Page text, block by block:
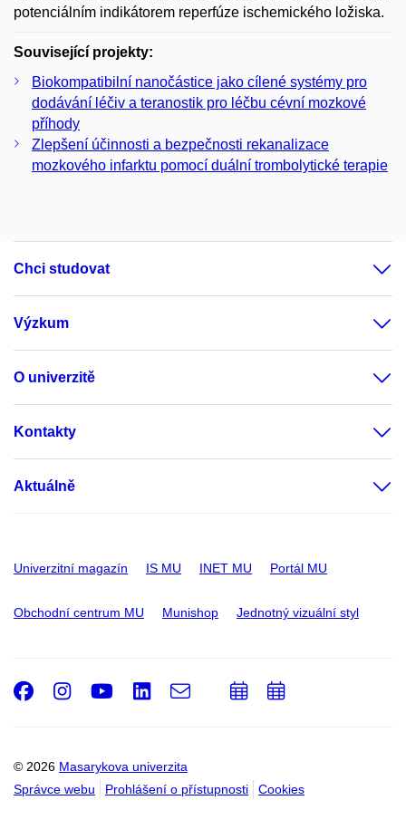
potenciálním indikátorem reperfúze ischemického ložiska.
Související projekty:
Biokompatibilní nanočástice jako cílené systémy pro
dodávání léčiv a teranostik pro léčbu cévní mozkové
příhody
Zlepšení účinnosti a bezpečnosti rekanalizace
mozkového infarktu pomocí duální trombolytické terapie
Chci studovat
Výzkum
O univerzitě
Kontakty
Aktuálně
Univerzitní magazín IS MU INET MU Portál MU
Obchodní centrum MU Munishop Jednotný vizuální styl
© 2026 Masarykova univerzita
Správce webu
Prohlášení o přístupnosti Cookies
Facebook
Instagram
Youtube
LinkedIn
e-
PřidatPřidat